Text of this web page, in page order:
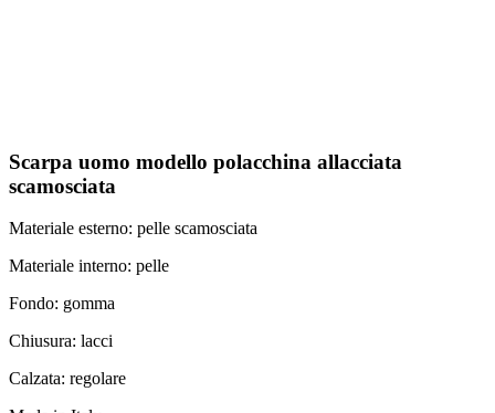
Scarpa uomo modello polacchina allacciata
scamosciata
Materiale esterno: pelle scamosciata
Materiale interno: pelle
Fondo: gomma
Chiusura: lacci
Calzata: regolare